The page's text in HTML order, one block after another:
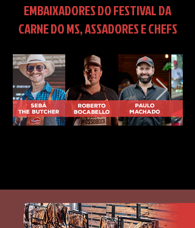
EMBAIXADORES DO FESTIVAL DA
CARNE DO MS, ASSADORES E CHEFS
FOOD AND DRINK